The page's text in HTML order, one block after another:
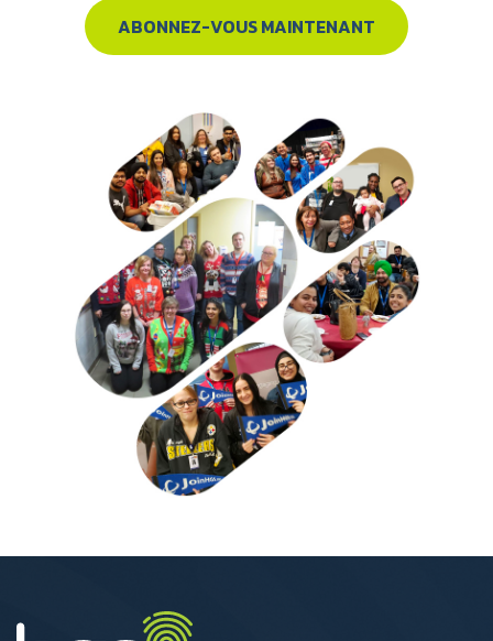
ABONNEZ-VOUS MAINTENANT